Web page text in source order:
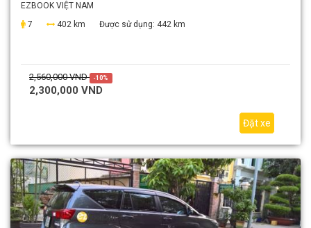
EZBOOK VIỆT NAM
7
402 km Được sử dụng: 442 km
2,560,000 VND -10%
2,300,000 VND
Đặt xe